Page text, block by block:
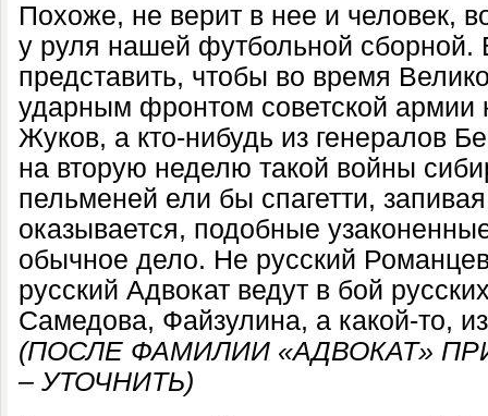
Похоже, не верит в нее и человек,
у руля нашей футбольной
представить, чтобы во время
ударным фронтом советской армии
Жуков, а кто-нибудь из генералов
на вторую неделю такой войны
пельменей ели бы спагетти,
оказывается, подобные
обычное дело. Не русский
русский Адвокат ведут в бой
Самедова, Файзулина, а какой-то,
(ПОСЛЕ ФАМИЛИИ «АДВОКАТ»
– УТОЧНИТЬ)